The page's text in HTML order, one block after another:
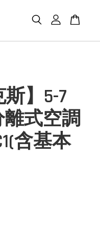
】5-7
離式空調
含基本